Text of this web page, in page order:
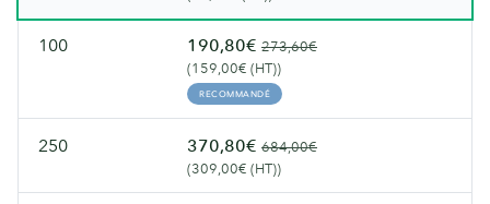
100 190,80€ 273,60€
(159,00€ (HT))
RECOMMANDÉ
250 370,80€ 684,00€
(309,00€ (HT))